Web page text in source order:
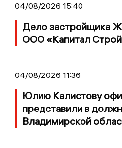
04/08/2026 15:40
Дело застройщика
ООО «Капитал
04/08/2026 11:36
Юлию Калистову
представили в
Владимирской